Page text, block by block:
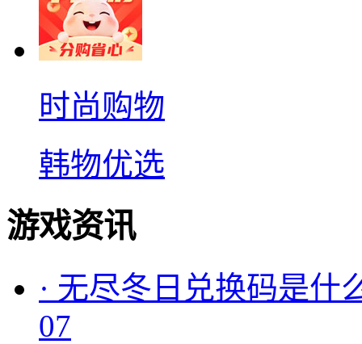
时尚购物
韩物优选
游戏资讯
· 无尽冬日兑换码是什
07